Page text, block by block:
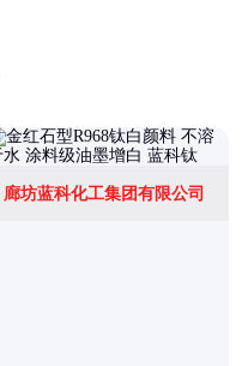
廊坊蓝科化工集团有限公司